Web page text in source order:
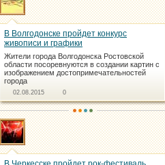
В Волгодонске пройдет конкурс
живописи и графики
Жители города Волгодонска Ростовской
области посоревнуются в создании картин с
изображением достопримечательностей
города
02.08.2015 0